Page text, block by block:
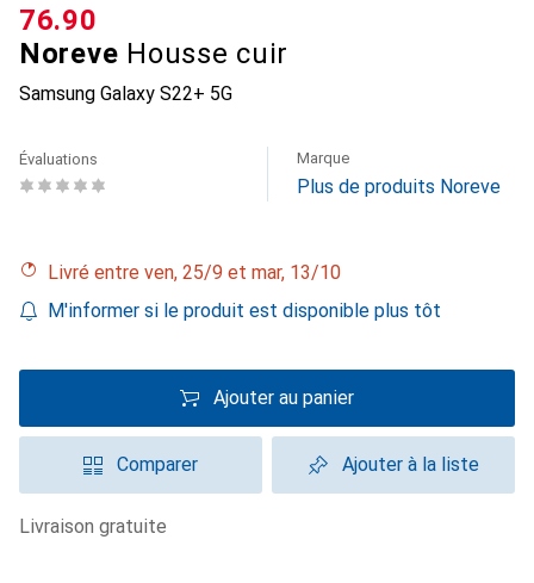
Noreve Housse cuir
Samsung Galaxy S22+ 5G
CHF
76.90
Évaluations Marque
Plus de produits Noreve
Livré entre ven, 25/9 et mar, 13/10
M'informer si le produit est disponible plus tôt
Ajouter au panier
Comparer Ajouter à la liste
livraison gratuite